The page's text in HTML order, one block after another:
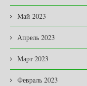
Май 2023
Апрель 2023
Март 2023
Февраль 2023